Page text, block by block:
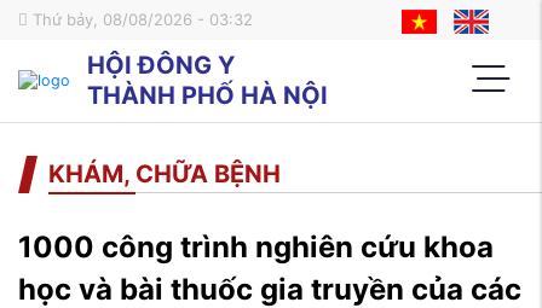
Thứ bảy, 08/08/2026 - 03:32
HỘI ĐÔNG Y
THÀNH PHỐ HÀ NỘI
KHÁM, CHỮA BỆNH
1000 công trình nghiên cứu khoa
học và bài thuốc gia truyền của các